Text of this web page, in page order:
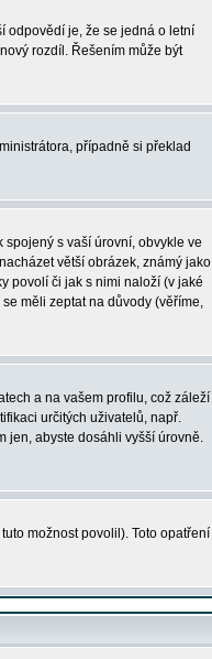
odpovědí je, že se jedná o letní
rozdíl. Řešením může být
případně si překlad
s vaší úrovní, obvykle ve
větší obrázek, známý jako
povolí či jak s nimi naloží (v jaké
měli zeptat na důvody (věříme,
a na vašem profilu, což záleží
určitých uživatelů, např.
jen, abyste dosáhli vyšší úrovně.
možnost povolil). Toto opatření